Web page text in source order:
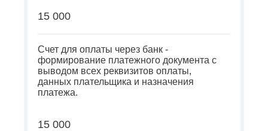
15 000
Счет для оплаты через банк -
формирование платежного документа с
выводом всех реквизитов оплаты,
данных плательщика и назначения
платежа.
15 000